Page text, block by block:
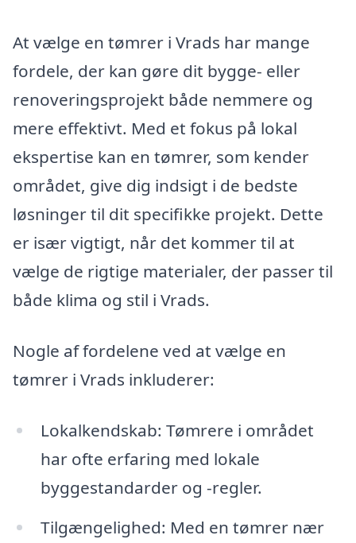
At vælge en tømrer i Vrads har mange
fordele, der kan gøre dit bygge- eller
renoveringsprojekt både nemmere og
mere effektivt. Med et fokus på lokal
ekspertise kan en tømrer, som kender
området, give dig indsigt i de bedste
løsninger til dit specifikke projekt. Dette
er især vigtigt, når det kommer til at
vælge de rigtige materialer, der passer til
både klima og stil i Vrads.
Nogle af fordelene ved at vælge en
tømrer i Vrads inkluderer:
Lokalkendskab: Tømrere i området
har ofte erfaring med lokale
byggestandarder og -regler.
Tilgængelighed: Med en tømrer nær